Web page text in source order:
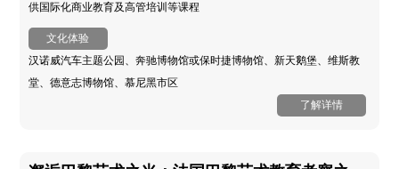
供国际化商业教育及高管培训等课程
文化体验
汉诺威汽车主题公园、奔驰博物馆或保时捷博物馆、新天鹅堡、维斯教
堂、德意志博物馆、慕尼黑市区
了解详情